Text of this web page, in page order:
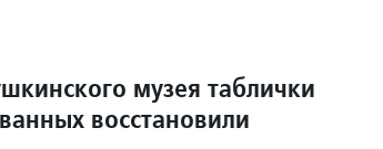
музея таблички
восстановили